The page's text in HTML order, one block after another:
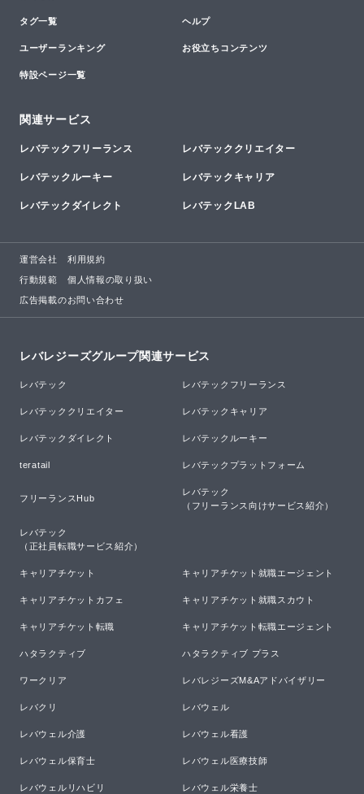
タグ一覧 ヘルプ
ユーザーランキング お役立ちコンテンツ
特設ページ一覧
関連サービス
レバテックフリーランス レバテッククリエイター
レバテックルーキー レバテックキャリア
レバテックダイレクト レバテックLAB
運営会社 利用規約
行動規範 個人情報の取り扱い
広告掲載のお問い合わせ
レバレジーズグループ関連サービス
レバテック レバテックフリーランス
レバテッククリエイター レバテックキャリア
レバテックダイレクト レバテックルーキー
teratail レバテックプラットフォーム
フリーランスHub
レバテック
（フリーランス向けサービス紹介）
レバテック
（正社員転職サービス紹介）
キャリアチケット キャリアチケット就職エージェント
キャリアチケットカフェ キャリアチケット就職スカウト
キャリアチケット転職 キャリアチケット転職エージェント
ハタラクティブ ハタラクティブ プラス
ワークリア レバレジーズM&Aアドバイザリー
レバクリ レバウェル
レバウェル介護 レバウェル看護
レバウェル保育士 レバウェル医療技師
レバウェルリハビリ レバウェル栄養士